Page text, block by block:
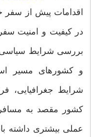
اقدامات پیش از
در کیفیت و امنیت
بررسی شرایط
و کشورهای مسیر
شرایط جغرافیایی،
کشور مقصد به
عملی بیشتری داشته